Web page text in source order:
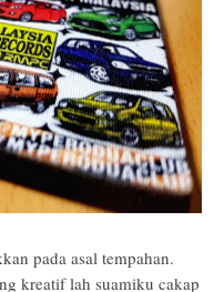
pada asal tempahan.
kreatif lah suamiku cakap